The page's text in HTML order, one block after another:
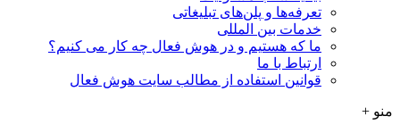
تعرفه‌ها و پلن‌های تبلیغاتی
خدمات بین المللی
ما که هستیم و در هوش فعال چه کار می کنیم؟
ارتباط با ما
قوانین استفاده از مطالب سایت هوش فعال
منو +